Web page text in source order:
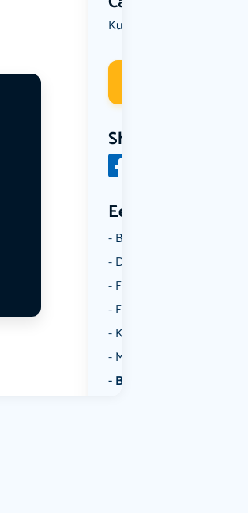
Kunst & Cultuur
Share
Een aantal
Borrelen
Dansen
Fietsen
Film
Kunst & Cultuur
Muziek
Bekijk alle categorieën